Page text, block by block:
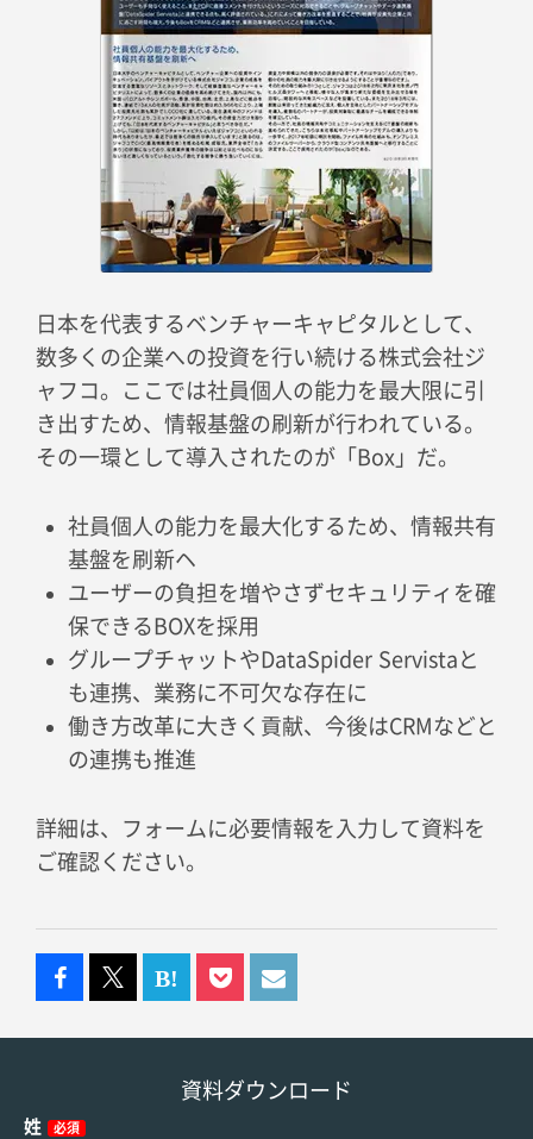
日本を代表するベンチャーキャピタルとして、
数多くの企業への投資を行い続ける株式会社ジ
ャフコ。ここでは社員個人の能力を最大限に引
き出すため、情報基盤の刷新が行われている。
その一環として導入されたのが「Box」だ。
社員個人の能力を最大化するため、情報共有
基盤を刷新ヘ
ユーザーの負担を増やさずセキュリティを確
保できるBOXを採用
グループチャットやDataSpider Servistaと
も連携、業務に不可欠な存在に
働き方改革に大きく貢献、今後はCRMなどと
の連携も推進
詳細は、フォームに必要情報を入力して資料を
ご確認ください。
資料ダウンロード
姓 必須